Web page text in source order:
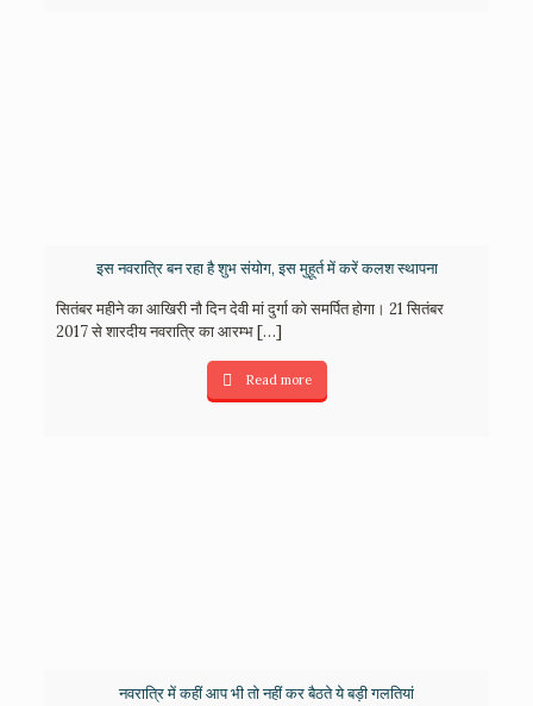
इस नवरात्रि बन रहा है शुभ संयोग, इस मुहूर्त में करें कलश स्थापना
सितंबर महीने का आखिरी नौ दिन देवी मां दुर्गा को समर्पित होगा। 21 सितंबर
2017 से शारदीय नवरात्रि का आरम्भ[…]
Read more
नवरात्रि में कहीं आप भी तो नहीं कर बैठते ये बड़ी गलतियां